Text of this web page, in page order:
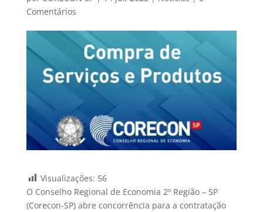
Comentários
Visualizações: 56
O Conselho Regional de Economia 2º Região – SP
(Corecon-SP) abre concorrência para a contratação